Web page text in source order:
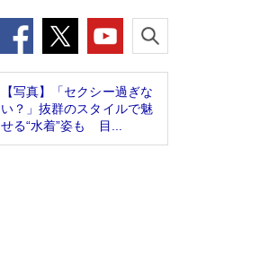
【写真】「セクシー過ぎな
い？」抜群のスタイルで魅
せる“水着”姿も 目...